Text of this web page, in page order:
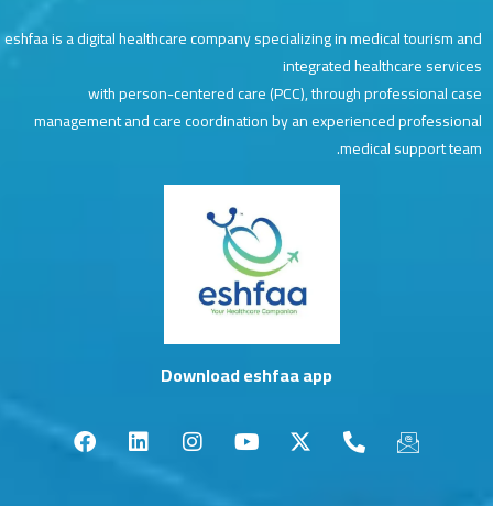
eshfaa is a digital healthcare company specializing in medical tourism and
integrated healthcare services
with person-centered care (PCC), through professional case
management and care coordination by an experienced professional
medical support team.
Download eshfaa app
a
i
n
o
-
h
c